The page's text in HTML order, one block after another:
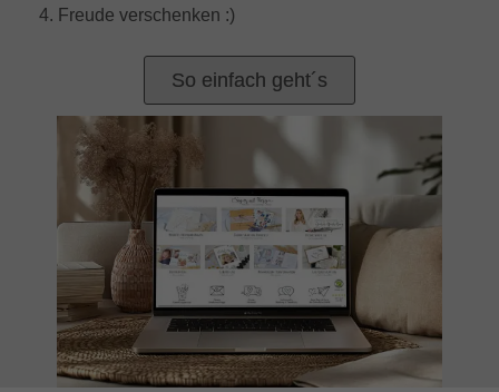
4. Freude verschenken :)
So einfach geht´s